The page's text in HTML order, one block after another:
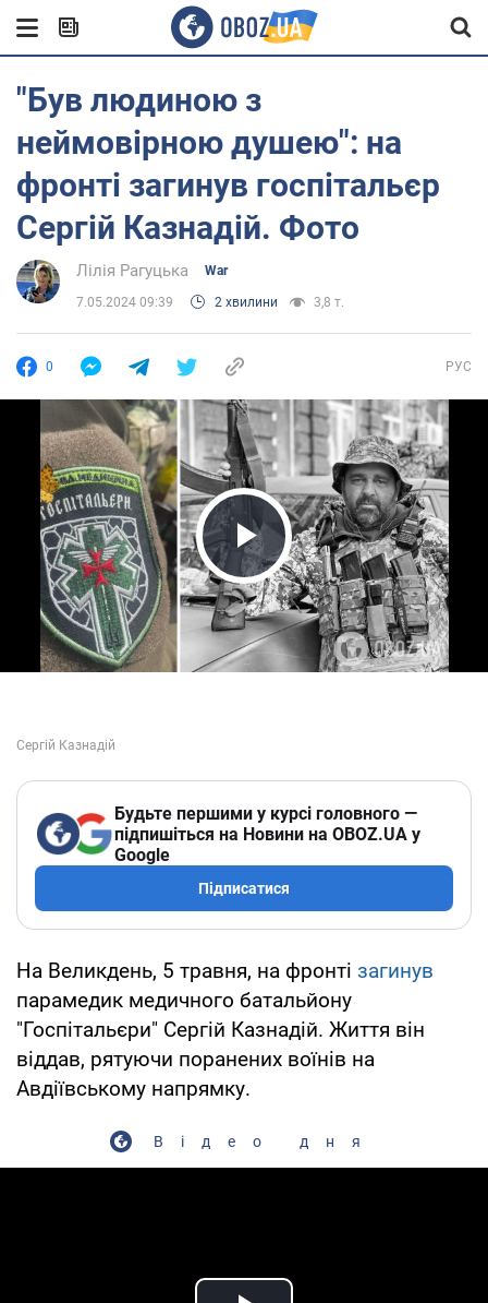
"Був людиною з
неймовірною душею": на
фронті загинув госпітальєр
Сергій Казнадій. Фото
Лілія Рагуцька War
7.05.2024 09:39 2 хвилини 3,8 т.
0 РУС
Play Video
Будьте першими у курсі головного —
підпишіться на Новини на OBOZ.UA у
Google
Підписатися
На Великдень, 5 травня, на фронті загинув
парамедик медичного батальйону
"Госпітальєри" Сергій Казнадій. Життя він
віддав, рятуючи поранених воїнів на
Авдіївському напрямку.
Відео дня